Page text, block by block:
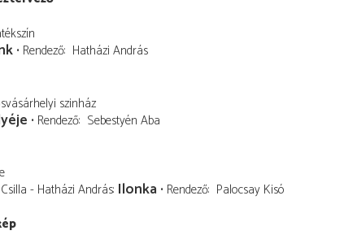
Rendező Hatházi András
szinház
Rendező Sebestyén Aba
- Hatházi András Ilonka Rendező Palocsay Kisó